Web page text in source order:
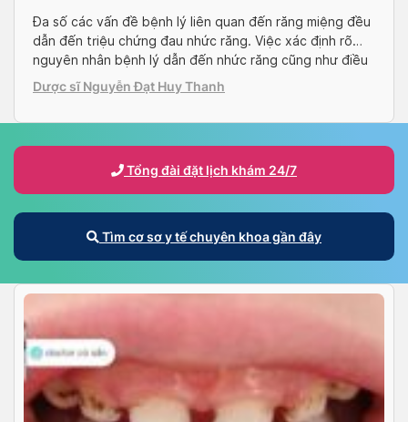
Đa số các vấn đề bệnh lý liên quan đến răng miệng đều
dẫn đến triệu chứng đau nhức răng. Việc xác định rõ
nguyên nhân bệnh lý dẫn đến nhức răng cũng như điều
trị kịp thời không những giúp thuyên giảm tình trạng
răng đau nhức mà còn phòng ngừa tái diễn triệu […]
Dược sĩ Nguyễn Đạt Huy Thanh
Tổng đài đặt lịch khám 24/7
Tìm cơ sơ y tế chuyên khoa gần đây